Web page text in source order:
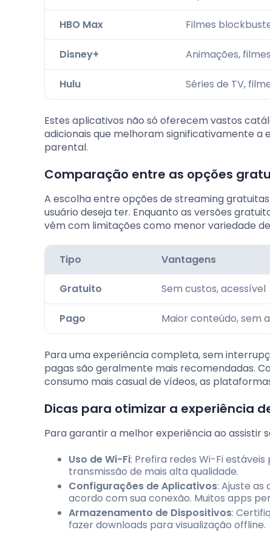
HBO Max Filmes
Disney+ Animações,
Hulu Séries de TV,
Estes aplicativos não só oferecem vastos
adicionais que melhoram significativamente
parental.
Comparação entre as opções
A escolha entre opções de streaming
usuário deseja ter. Enquanto as versões
vêm com limitações como menor variedade
Tipo Vantagens
Gratuito Sem custos, acessível
Pago Maior conteúdo, sem
Para uma experiência completa, sem
pagas são geralmente mais recomendadas.
consumo mais casual de vídeos, as
Dicas para otimizar a experiência
Para garantir a melhor experiência ao assistir
Uso de Wi-Fi: Prefira redes Wi-Fi
transmissão de mais alta qualidade.
Configurações de Aplicativos: Ajuste
acordo com sua conexão. Muitos apps
Armazenamento de Dispositivos:
fazer downloads para visualização offline.